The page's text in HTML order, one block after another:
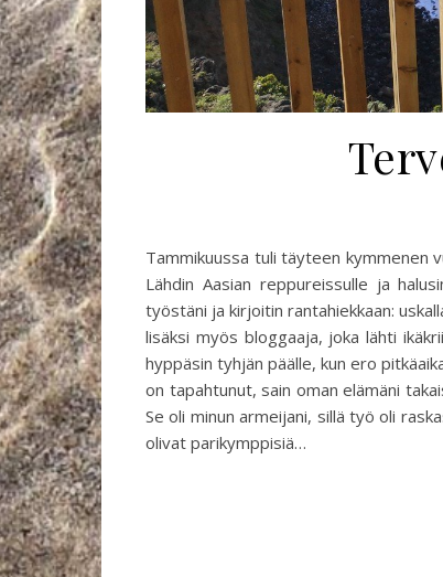
Tammikuussa tuli täyteen kymmenen
Lähdin Aasian reppureissulle ja
työstäni ja kirjoitin rantahiekkaan:
lisäksi myös bloggaaja, joka lähti
hyppäsin tyhjän päälle, kun ero
on tapahtunut, sain oman elämäni
Se oli minun armeijani, sillä työ oli
olivat parikymppisiä…